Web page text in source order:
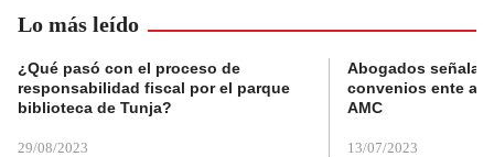
Lo más leído
¿Qué pasó con el proceso de
responsabilidad fiscal por el parque
biblioteca de Tunja?
29/08/2023
Abogados
convenios ente
AMC
13/07/2023